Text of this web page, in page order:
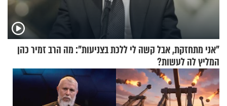
"אני מתחזקת, אבל קשה לי ללכת בצניעות": מה הרב זמיר כהן
המליץ לה לעשות?